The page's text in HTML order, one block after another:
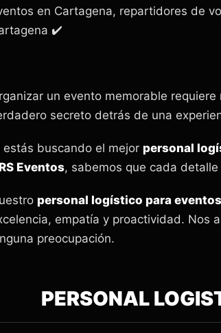
en Cartagena, repartidores de
✔️
un evento memorable
secreto detrás de una
estás buscando el mejor personal
Eventos, sabemos que cada
personal logístico para
empatía y proactividad. Nos
preocupación.
PERSONAL